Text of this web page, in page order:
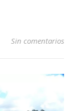
Sin comentarios